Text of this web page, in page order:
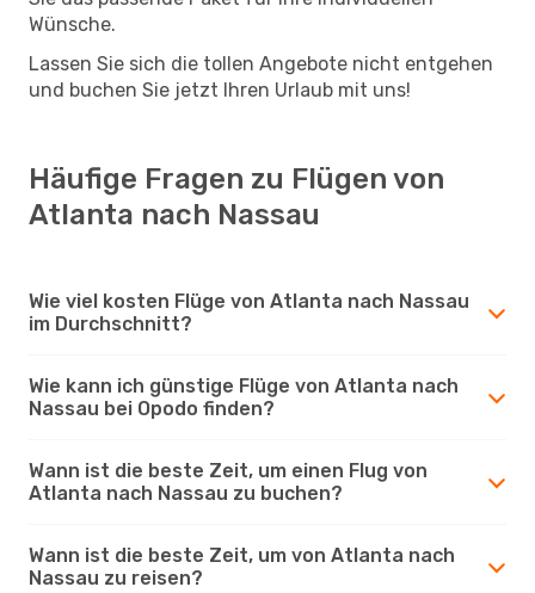
Wünsche.
Lassen Sie sich die tollen Angebote nicht entgehen
und buchen Sie jetzt Ihren Urlaub mit uns!
Häufige Fragen zu Flügen von
Atlanta nach Nassau
Wie viel kosten Flüge von Atlanta nach Nassau
im Durchschnitt?
Wie kann ich günstige Flüge von Atlanta nach
Nassau bei Opodo finden?
Wann ist die beste Zeit, um einen Flug von
Atlanta nach Nassau zu buchen?
Wann ist die beste Zeit, um von Atlanta nach
Nassau zu reisen?